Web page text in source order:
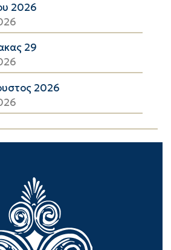
2026
29
2026